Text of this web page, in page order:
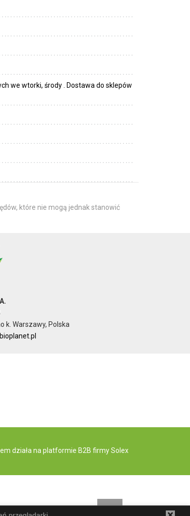
we wtorki, środy . Dostawa do sklepów
które nie mogą jednak stanowić
k. Warszawy, Polska
działa na platformie B2B firmy Solex